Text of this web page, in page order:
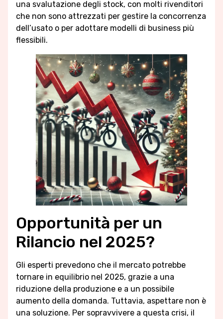
una svalutazione degli stock, con molti rivenditori
che non sono attrezzati per gestire la concorrenza
dell’usato o per adottare modelli di business più
flessibili.
Opportunità per un
Rilancio nel 2025?
Gli esperti prevedono che il mercato potrebbe
tornare in equilibrio nel 2025, grazie a una
riduzione della produzione e a un possibile
aumento della domanda. Tuttavia, aspettare non è
una soluzione. Per sopravvivere a questa crisi, il